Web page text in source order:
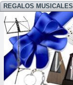
REGALOS MUSICALES